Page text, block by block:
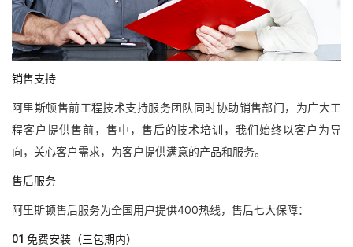
销售支持
阿里斯顿售前工程技术支持服务团队同时协助销售部门，为广大工
程客户提供售前，售中，售后的技术培训，我们始终以客户为导
向，关心客户需求，为客户提供满意的产品和服务。
售后服务
阿里斯顿售后服务为全国用户提供400热线，售后七大保障：
01 免费安装（三包期内）